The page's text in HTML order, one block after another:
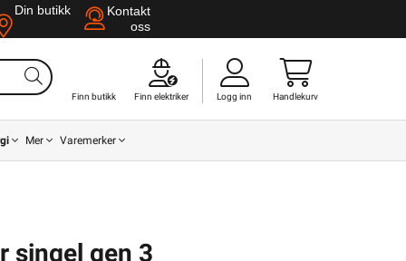
Din butikk
Kontakt
oss
Finn butikk Finn elektriker Logg inn Handlekurv
Mer Varemerker
singel gen 3